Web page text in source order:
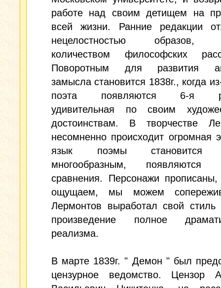
работе над своим детищем на
всей жизни. Ранние редакции
нецелостностью образов,
количеством философских
Поворотным для развития
замысла становится 1838г., когда
поэта появляются 6-я
удивительная по своим
достоинствам. В творчестве
несомненно происходит огромная
язык поэмы становится
многообразным, появляются
сравнения. Персонажи
ощущаем, мы можем
Лермонтов выработал свой стиль
произведение полное
реализма.
В марте 1839г. " Демон " был
цензурное ведомство. Цензор